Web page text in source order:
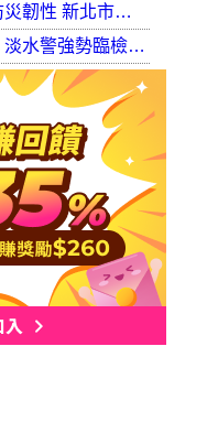
內政部推動全民防災韌性 新北市防災士培訓突破 2 萬人
春節維安不打烊！淡水警強勢臨檢掃蕩 封閉式路檢斷絕治安隱憂